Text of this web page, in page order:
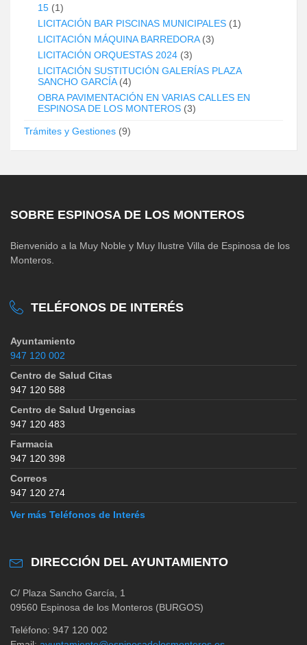
15 (1)
LICITACIÓN BAR PISCINAS MUNICIPALES (1)
LICITACIÓN MÁQUINA BARREDORA(3)
LICITACIÓN ORQUESTAS 2024 (3)
LICITACIÓN SUSTITUCIÓN GALERÍAS PLAZA
SANCHO GARCÍA(4)
OBRA PAVIMENTACIÓN EN VARIAS CALLES EN
ESPINOSA DE LOS MONTEROS (3)
Trámites y Gestiones (9)
SOBRE ESPINOSA DE LOS MONTEROS
Bienvenido a la Muy Noble y Muy Ilustre Villa de Espinosa de los
Monteros.
TELÉFONOS DE INTERÉS
Ayuntamiento
947 120 002
Centro de Salud Citas
947 120 588
Centro de Salud Urgencias
947 120 483
Farmacia
947 120 398
Correos
947 120 274
Ver más Teléfonos de Interés
DIRECCIÓN DEL AYUNTAMIENTO
C/ Plaza Sancho García, 1
09560 Espinosa de los Monteros (BURGOS)
Teléfono: 947 120 002